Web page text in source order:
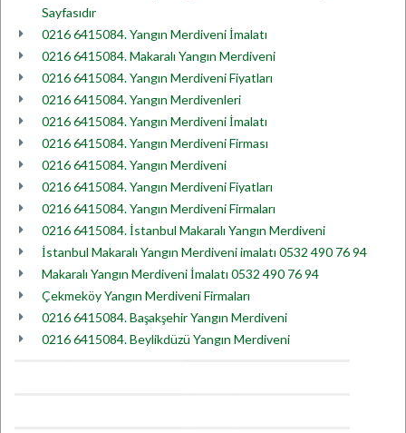
Sayfasıdır
0216 6415084. Yangın Merdiveni İmalatı
0216 6415084. Makaralı Yangın Merdiveni
0216 6415084. Yangın Merdiveni Fiyatları
0216 6415084. Yangın Merdivenleri
0216 6415084. Yangın Merdiveni İmalatı
0216 6415084. Yangın Merdiveni Firması
0216 6415084. Yangın Merdiveni
0216 6415084. Yangın Merdiveni Fiyatları
0216 6415084. Yangın Merdiveni Firmaları
0216 6415084. İstanbul Makaralı Yangın Merdiveni
İstanbul Makaralı Yangın Merdiveni imalatı 0532 490 76 94
Makaralı Yangın Merdiveni İmalatı 0532 490 76 94
Çekmeköy Yangın Merdiveni Firmaları
0216 6415084. Başakşehir Yangın Merdiveni
0216 6415084. Beylikdüzü Yangın Merdiveni